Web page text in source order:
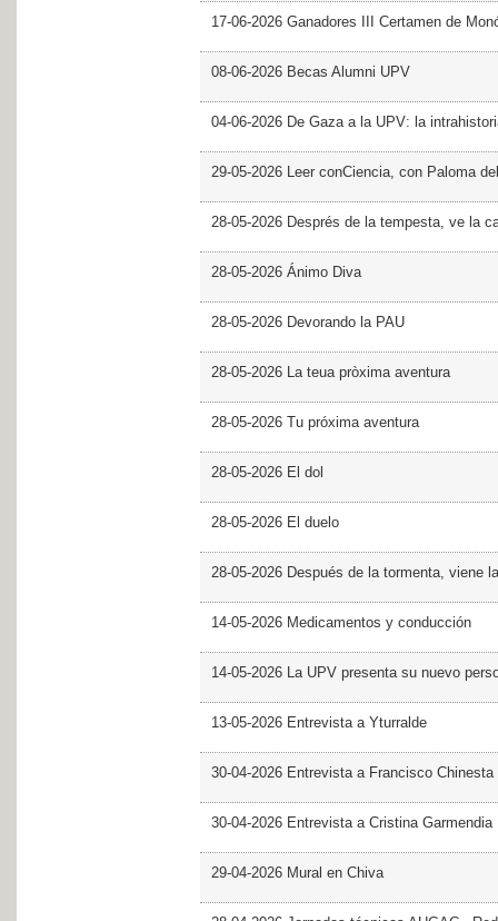
17-06-2026 Ganadores III Certamen de
08-06-2026 Becas Alumni UPV
04-06-2026 De Gaza a la UPV: la
29-05-2026 Leer conCiencia, con Paloma
28-05-2026 Després de la tempesta, ve la
28-05-2026 Ánimo Diva
28-05-2026 Devorando la PAU
28-05-2026 La teua pròxima aventura
28-05-2026 Tu próxima aventura
28-05-2026 El dol
28-05-2026 El duelo
28-05-2026 Después de la tormenta, viene
14-05-2026 Medicamentos y conducción
14-05-2026 La UPV presenta su nuevo
13-05-2026 Entrevista a Yturralde
30-04-2026 Entrevista a Francisco Chinesta
30-04-2026 Entrevista a Cristina Garmendia
29-04-2026 Mural en Chiva